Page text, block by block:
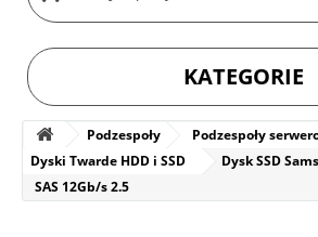
KATEGORIE
Podzespoły
Podzespoły
Dyski Twarde HDD i SSD
Dysk SSD
SAS 12Gb/s 2.5